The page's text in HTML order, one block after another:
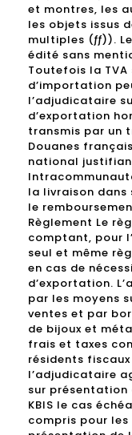
et montres, les
les objets issus
multiples (ƒƒ)).
édité sans
Toutefois la
d’importation
l’adjudicataire
d’exportation
transmis par un
Douanes
national
la livraison
le
Règlement Le
comptant, pour
seul et même
en cas de
d’exportation.
par les moyens
ventes et par
de bijoux et
frais et taxes
résidents
l’adjudicataire
sur présentation
KBIS le cas
compris pour